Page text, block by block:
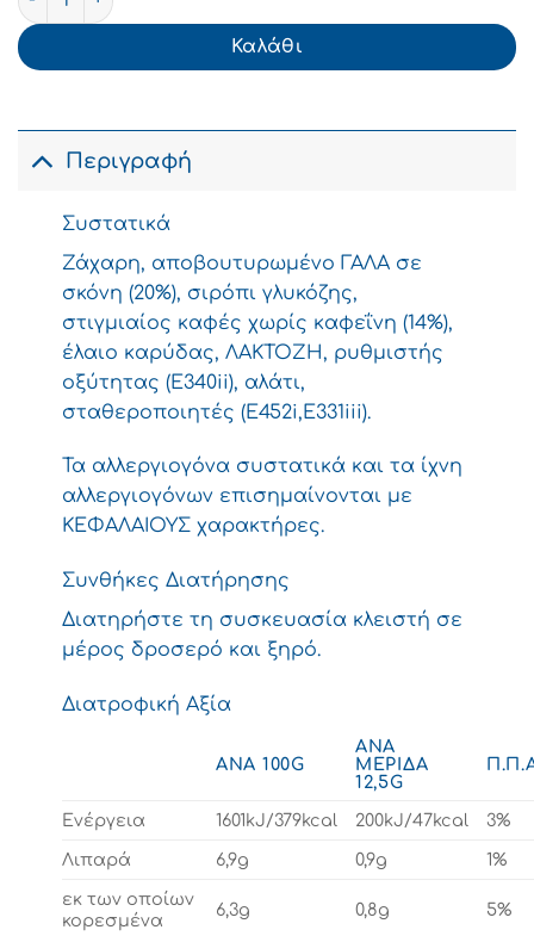
Καλάθι
Περιγραφή
Συστατικά
Ζάχαρη, αποβουτυρωμένο ΓΑΛΑ σε
σκόνη (20%), σιρόπι γλυκόζης,
στιγμιαίος καφές χωρίς καφεΐνη (14%),
έλαιο καρύδας, ΛΑΚΤΟΖΗ, ρυθμιστής
οξύτητας (Ε340ii), αλάτι,
σταθεροποιητές (Ε452i,E331iii).
Τα αλλεργιογόνα συστατικά και τα ίχνη
αλλεργιογόνων επισημαίνονται με
ΚΕΦΑΛΑΙΟΥΣ χαρακτήρες.
Συνθήκες Διατήρησης
Διατηρήστε τη συσκευασία κλειστή σε
μέρος δροσερό και ξηρό.
Διατροφική Αξία
ΑΝΆ 100G
ΑΝΆ
ΜΕΡΊΔΑ
12,5G
Ενέργεια 1601kJ/379kcal 200kJ/47kcal 3%
Λιπαρά 6,9g 0,9g 1%
εκ των οποίων
κορεσμένα
6,3g 0,8g 5%